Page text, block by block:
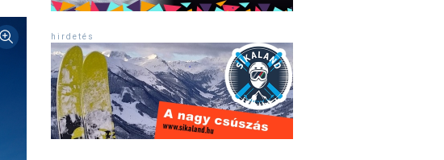
h i r d e t é s